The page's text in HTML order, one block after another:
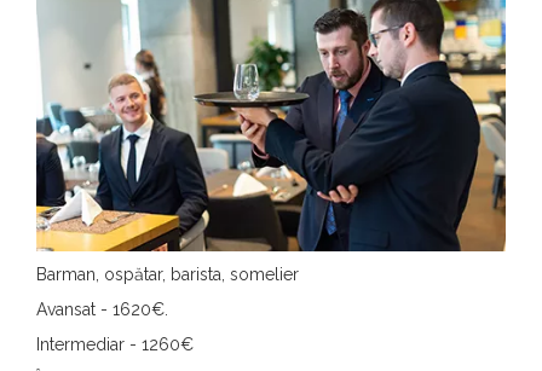
Barman, ospătar, barista, somelier
Avansat - 1620€.
Intermediar - 1260€